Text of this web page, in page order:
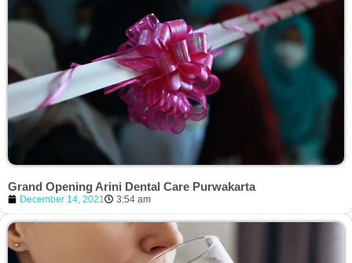
Grand Opening Arini Dental Care Purwakarta
December 14, 2021 3:54 am